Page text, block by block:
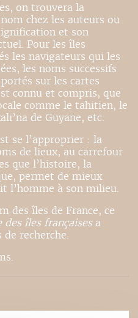
on trouvera la
chez les auteurs ou
et son
Pour les îles
les navigateurs qui les
les noms successifs
sur les cartes
connu et compris, que
comme le tahitien, le
de Guyane, etc.
se l’approprier : la
de lieux, au carrefour
que l’histoire, la
permet de mieux
l’homme à son milieu.
des îles de France, ce
îles françaisesa
de recherche.